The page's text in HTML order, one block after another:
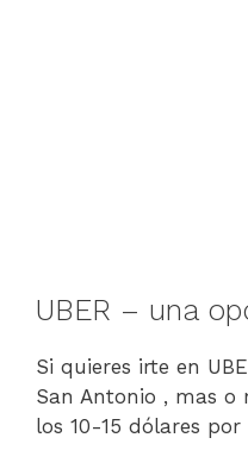
UBER – una
Si quieres irte en
San Antonio , mas o
los 10-15 dólares por